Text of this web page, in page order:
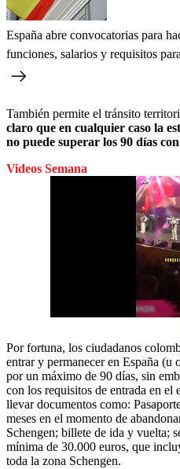
España abre convocatorias para
funciones, salarios y requisitos
También permite el tránsito
claro que en cualquier caso la
no puede superar los 90 días
Videos Semana
Por fortuna, los ciudadanos
entrar y permanecer en España (u
por un máximo de 90 días, sin
con los requisitos de entrada en el
llevar documentos como:
meses en el momento de
Schengen; billete de ida y vuelta;
mínima de 30.000 euros, que
toda la zona Schengen.